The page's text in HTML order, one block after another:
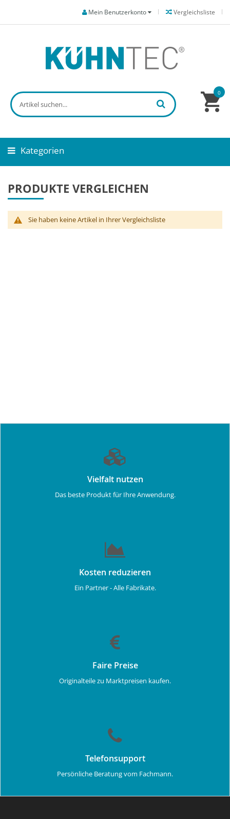
Vergleichsliste
Mein Benutzerkonto
0
Kategorien
PRODUKTE VERGLEICHEN
Sie haben keine Artikel in Ihrer Vergleichsliste
Vielfalt nutzen
Das beste Produkt für Ihre Anwendung.
Kosten reduzieren
Ein Partner - Alle Fabrikate.
Faire Preise
Originalteile zu Marktpreisen kaufen.
Telefonsupport
Persönliche Beratung vom Fachmann.